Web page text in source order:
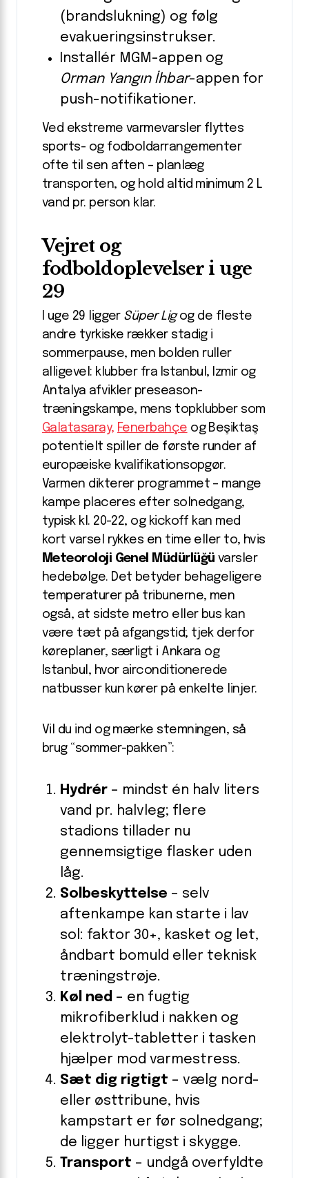
(brandslukning) og følg
evakueringsinstrukser.
Installér MGM-appen og
Orman Yangın İhbar-appen for
push-notifikationer.
Ved ekstreme varmevarsler flyttes
sports- og fodboldarrangementer
ofte til sen aften – planlæg
transporten, og hold altid minimum 2 L
vand pr. person klar.
Vejret og
fodboldoplevelser i uge
29
I uge 29 ligger Süper Ligog de fleste
andre tyrkiske rækker stadig i
sommerpause, men bolden ruller
alligevel: klubber fra Istanbul, Izmir og
Antalya afvikler preseason-
træningskampe, mens topklubber som
Galatasaray, Fenerbahçe og Beşiktaş
potentielt spiller de første runder af
europæiske kvalifikationsopgør.
Varmen dikterer programmet – mange
kampe placeres efter solnedgang,
typisk kl. 20-22, og kickoff kan med
kort varsel rykkes en time eller to, hvis
Meteoroloji Genel Müdürlüğü varsler
hedebølge. Det betyder behageligere
temperaturer på tribunerne, men
også, at sidste metro eller bus kan
være tæt på afgangstid; tjek derfor
køreplaner, særligt i Ankara og
Istanbul, hvor airconditionerede
natbusser kun kører på enkelte linjer.
Vil du ind og mærke stemningen, så
brug “sommer-pakken”:
Hydrér– mindst én halv liters
vand pr. halvleg; flere
stadions tillader nu
gennemsigtige flasker uden
låg.
Solbeskyttelse – selv
aftenkampe kan starte i lav
sol: faktor 30+, kasket og let,
åndbart bomuld eller teknisk
træningstrøje.
Køl ned – en fugtig
mikrofiberklud i nakken og
elektrolyt-tabletter i tasken
hjælper mod varmestress.
Sæt dig rigtigt – vælg nord-
eller østtribune, hvis
kampstart er før solnedgang;
de ligger hurtigst i skygge.
Transport – undgå overfyldte